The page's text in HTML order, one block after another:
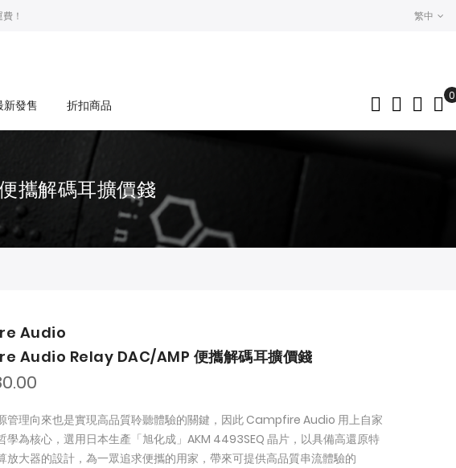
！ 繁中
新發售 折扣商品
0
解碼耳擴價錢
Audio
Audio Relay DAC/AMP 便攜解碼耳擴價錢
管理向來也是實現高品質聆聽體驗的關鍵，因此 Campfire Audio 用上自家
學為核心，選用日本生產「旭化成」AKM 4493SEQ 晶片，以具備高還原特
放大器的設計，為一眾追求便攜的用家，帶來可提供高品質串流體驗的